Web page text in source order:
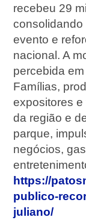
recebeu 29
consolidando
evento e
nacional. A
percebida
Famílias,
expositores
da região e
parque,
negócios,
https://
publico-
juliano/